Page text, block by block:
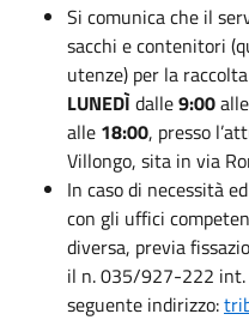
Si comunica che il
sacchi e contenitori
utenze) per la
LUNEDÌdalle9:00alle
alle 18:00, presso
Villongo, sita in via
In caso di necessità
con gli uffici
diversa, previa
il n. 035/927-222 int.
seguente indirizzo: